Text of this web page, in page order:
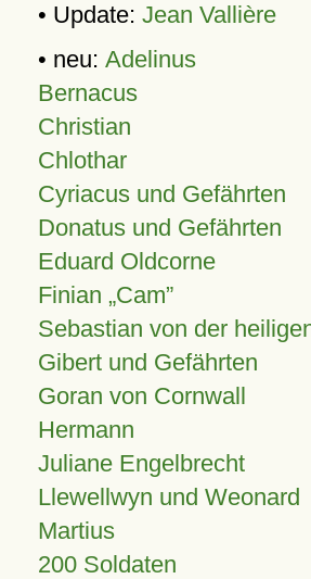
• Update: Jean Vallière
• neu: Adelinus
Bernacus
Christian
Chlothar
Cyriacus und Gefährten
Donatus und Gefährten
Eduard Oldcorne
Finian Cam
Sebastian von der
Gibert und Gefährten
Goran von Cornwall
Hermann
Juliane Engelbrecht
Llewellwyn und Weonard
Martius
200 Soldaten